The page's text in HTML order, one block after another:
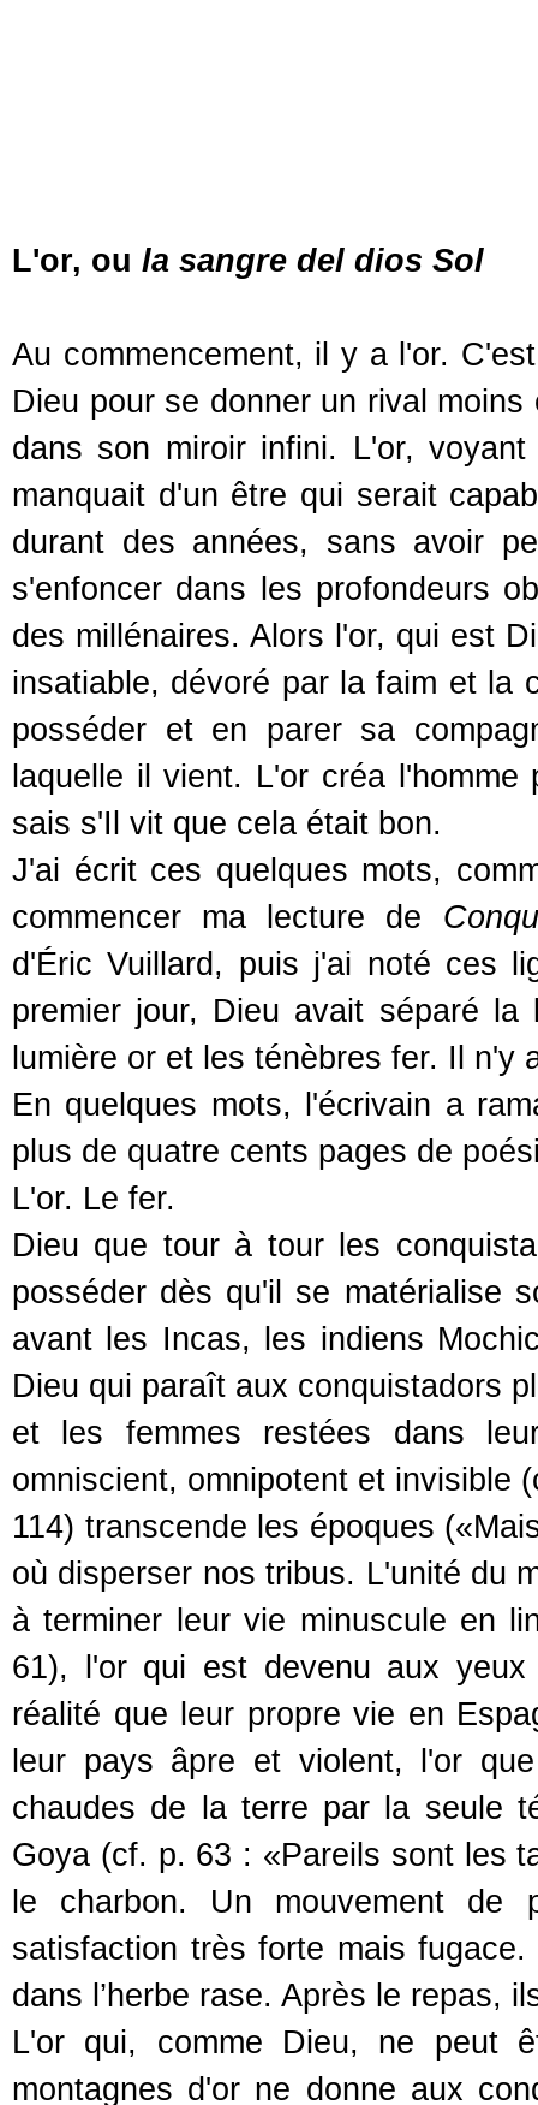
L'or, ou la sangre del dios Sol
Au commencement, il y a l'or.
Dieu pour se donner un rival
dans son miroir infini. L'or,
manquait d'un être qui serait
durant des années, sans avoir
s'enfoncer dans les profondeurs
des millénaires. Alors l'or, qui est
insatiable, dévoré par la faim et la
posséder et en parer sa
laquelle il vient. L'or créa
sais s'Il vit que cela était bon.
J'ai écrit ces quelques mots,
commencer ma lecture de
d'Éric Vuillard, puis j'ai noté ces
premier jour, Dieu avait séparé
lumière or et les ténèbres fer. Il n'y
En quelques mots, l'écrivain a
plus de quatre cents pages de
L'or. Le fer.
Dieu que tour à tour les
posséder dès qu'il se matérialise
avant les Incas, les indiens
Dieu qui paraît aux conquistadors
et les femmes restées dans
omniscient, omnipotent et invisible
114) transcende les époques
où disperser nos tribus. L'unité du
à terminer leur vie minuscule en
61), l'or qui est devenu aux
réalité que leur propre vie en
leur pays âpre et violent, l'or
chaudes de la terre par la seule
Goya (cf. p. 63 : «Pareils sont les
le charbon. Un mouvement de
satisfaction très forte mais
dans l’herbe rase. Après le repas,
L'or qui, comme Dieu, ne peut
montagnes d'or ne donne aux